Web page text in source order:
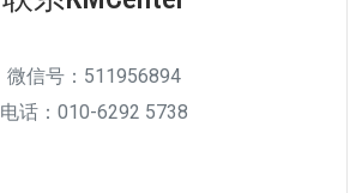
微信号：511956894
电话：010-6292 5738